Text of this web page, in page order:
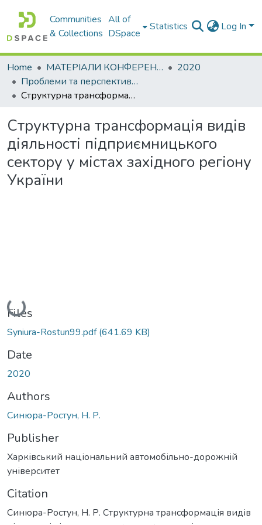
Communities
& Collections
All of
DSpace
Statistics Log In
Home МАТЕРІАЛИ КОНФЕРЕНЦІЙ
2020
Проблеми та перспективи розвитку підприємництва
Структурна трансформація видів діяльності підприємницького сектору у містах західного регіону України
Структурна трансформація видів
діяльності підприємницького
сектору у містах західного регіону
України
Loading...
Files
Syniura-Rostun99.pdf(641.69 KB)
Date
2020
Authors
Синюра-Ростун, Н. Р.
Publisher
Харківський національний автомобільно-дорожній
університет
Citation
Синюра-Ростун, Н. Р. Структурна трансформація видів